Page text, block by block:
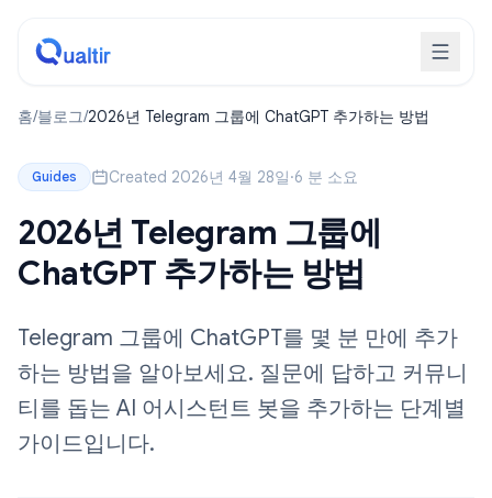
홈/블로그/2026년 Telegram 그룹에 ChatGPT 추가하는 방법
Guides Created 2026년 4월 28일·6 분 소요
2026년 Telegram 그룹에
ChatGPT 추가하는 방법
Telegram 그룹에 ChatGPT를 몇 분 만에 추가
하는 방법을 알아보세요. 질문에 답하고 커뮤니
티를 돕는 AI 어시스턴트 봇을 추가하는 단계별
가이드입니다.